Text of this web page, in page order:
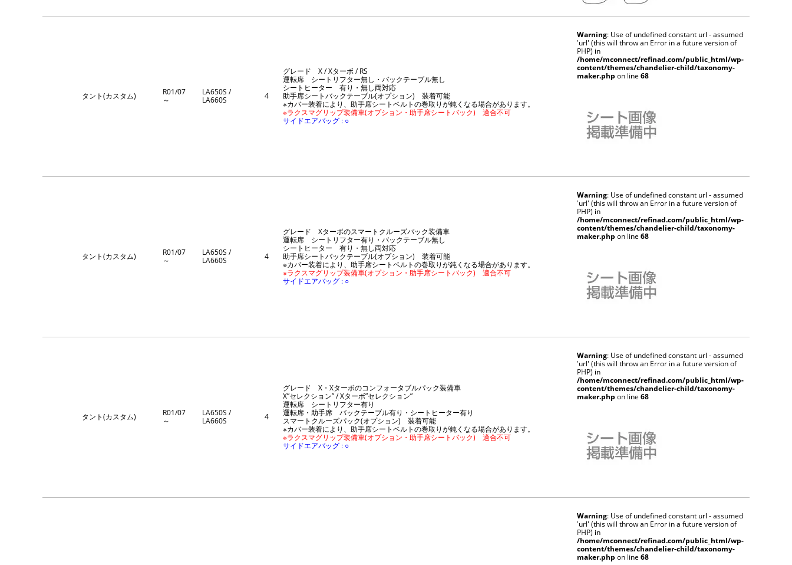
タント(カスタム)
R01/07
～
LA650S /
LA660S
4
グレード X / Xターボ / RS
運転席 シートリフター無し・バックテーブル無し
シートヒーター 有り・無し両対応
助手席シートバックテーブル(オプション) 装着可能
※カバー装着により、助手席シートベルトの巻取りが鈍くなる場合があります。
※ラクスマグリップ装備車(オプション・助手席シートバック) 適合不可
サイドエアバッグ : ○
Warning: Use of undefined constant url - assumed
'url' (this will throw an Error in a future version of
PHP) in
/home/mconnect/refinad.com/public_html/wp-
content/themes/chandelier-child/taxonomy-
maker.php on line 68
タント(カスタム)
R01/07
～
LA650S /
LA660S
4
グレード Xターボのスマートクルーズパック装備車
運転席 シートリフター有り・バックテーブル無し
シートヒーター 有り・無し両対応
助手席シートバックテーブル(オプション) 装着可能
※カバー装着により、助手席シートベルトの巻取りが鈍くなる場合があります。
※ラクスマグリップ装備車(オプション・助手席シートバック) 適合不可
サイドエアバッグ : ○
Warning: Use of undefined constant url - assumed
'url' (this will throw an Error in a future version of
PHP) in
/home/mconnect/refinad.com/public_html/wp-
content/themes/chandelier-child/taxonomy-
maker.php on line 68
タント(カスタム)
R01/07
～
LA650S /
LA660S
4
グレード X・Xターボのコンフォータブルパック装備車
X”セレクション” / Xターボ”セレクション”
運転席 シートリフター有り
運転席・助手席 バックテーブル有り・シートヒーター有り
スマートクルーズパック(オプション) 装着可能
※カバー装着により、助手席シートベルトの巻取りが鈍くなる場合があります。
※ラクスマグリップ装備車(オプション・助手席シートバック) 適合不可
サイドエアバッグ : ○
Warning: Use of undefined constant url - assumed
'url' (this will throw an Error in a future version of
PHP) in
/home/mconnect/refinad.com/public_html/wp-
content/themes/chandelier-child/taxonomy-
maker.php on line 68
Warning: Use of undefined constant url - assumed
'url' (this will throw an Error in a future version of
PHP) in
/home/mconnect/refinad.com/public_html/wp-
content/themes/chandelier-child/taxonomy-
maker.php on line 68